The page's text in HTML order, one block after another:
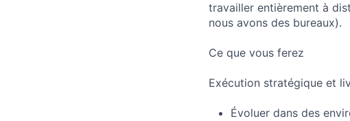
travailler entièrement à
nous avons des bureaux).
Ce que vous ferez
Exécution stratégique et
Évoluer dans des